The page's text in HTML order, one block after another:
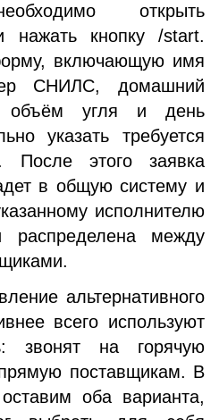
открыть
нажать кнопку /start.
включающую имя
СНИЛС, домашний
объём угля и день
указать требуется
После этого заявка
в общую систему и
исполнителю
распределена между
альтернативного
всего используют
звонят на горячую
поставщикам. В
оба варианта,